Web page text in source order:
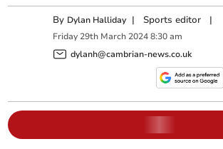
By Dylan Halliday | Sports editor |
Friday 29th March 2024 8:30 am
dylanh@cambrian-news.co.uk